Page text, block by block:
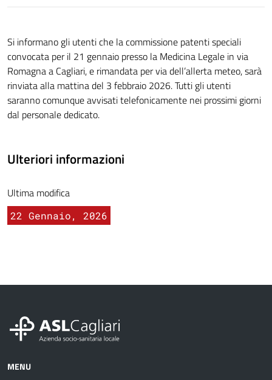
Si informano gli utenti che la commissione patenti speciali
convocata per il 21 gennaio presso la Medicina Legale in via
Romagna a Cagliari, e rimandata per via dell’allerta meteo, sarà
rinviata alla mattina del 3 febbraio 2026. Tutti gli utenti
saranno comunque avvisati telefonicamente nei prossimi giorni
dal personale dedicato.
Ulteriori informazioni
Ultima modifica
22 Gennaio, 2026
MENU